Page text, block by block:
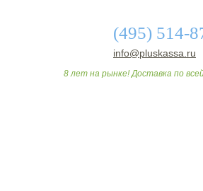
(495) 514-
info@pluskassa.ru
8 лет на рынке! Доставка по